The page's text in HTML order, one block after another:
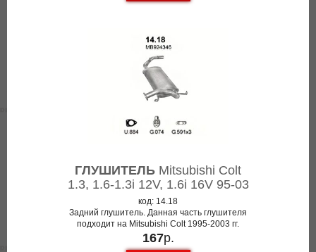
ГЛУШИТЕЛЬ Mitsubishi Colt
1.3, 1.6-1.3i 12V, 1.6i 16V 95-03
код: 14.18
Задний глушитель. Данная часть глушителя
подходит на Mitsubishi Colt 1995-2003 гг.
167р.